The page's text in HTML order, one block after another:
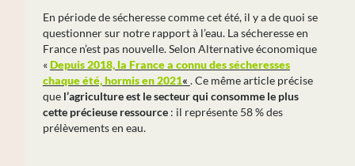
En période de sécheresse comme cet été, il y a de quoi se
questionner sur notre rapport à l’eau. La sécheresse en
France n’est pas nouvelle. Selon Alternative économique
«Depuis 2018, la France a connu des sécheresses
chaque été, hormis en 2021« . Ce même article précise
que l’agriculture est le secteur qui consomme le plus
cette précieuse ressource: il représente 58 % des
prélèvements en eau.